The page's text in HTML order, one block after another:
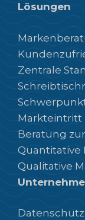
Lösungen
Zentrale
Markteintritt
Beratung
Quantitative
Qualitative